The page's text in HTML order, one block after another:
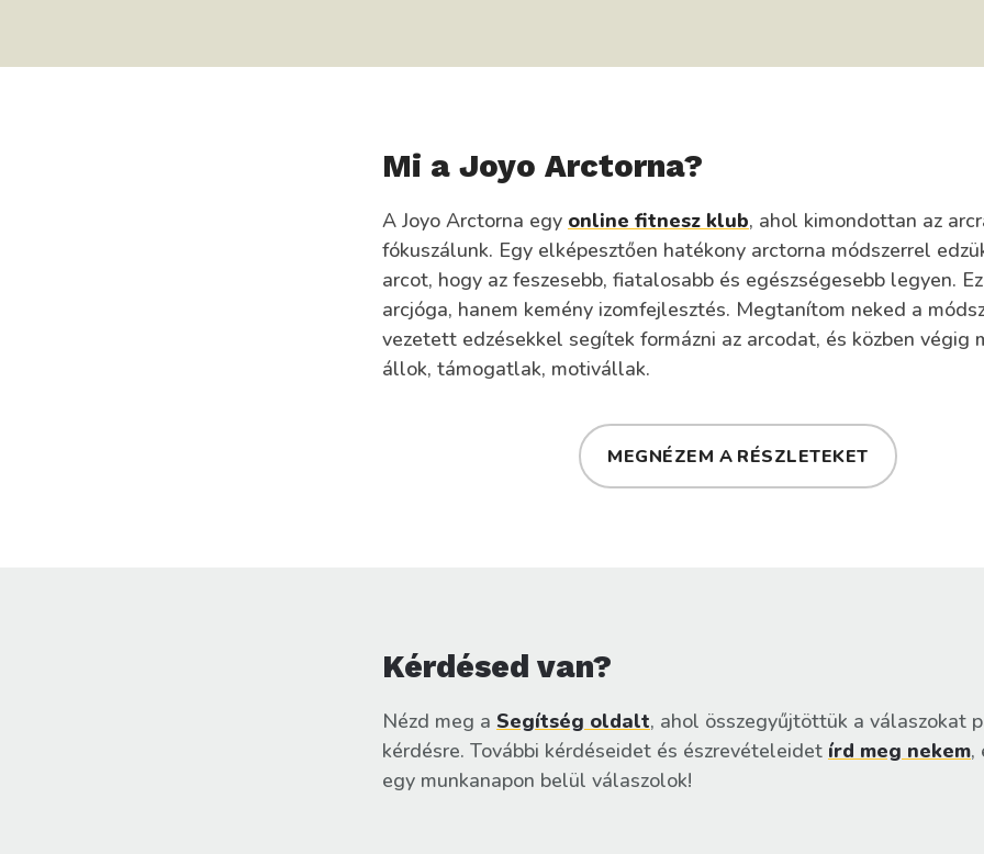
Mi a Joyo Arctorna?
A Joyo Arctorna egy online fitnesz klub, ahol kimondottan az
fókuszálunk. Egy elképesztően hatékony arctorna módszerrel
arcot, hogy az feszesebb, fiatalosabb és egészségesebb legyen.
arcjóga, hanem kemény izomfejlesztés. Megtanítom neked a
vezetett edzésekkel segítek formázni az arcodat, és közben végig
állok, támogatlak, motivállak.
MEGNÉZEM A RÉSZLETEKET
Kérdésed van?
Nézd meg a Segítség oldalt, ahol összegyűjtöttük a válaszokat
kérdésre. További kérdéseidet és észrevételeidet írd meg nekem,
egy munkanapon belül válaszolok!